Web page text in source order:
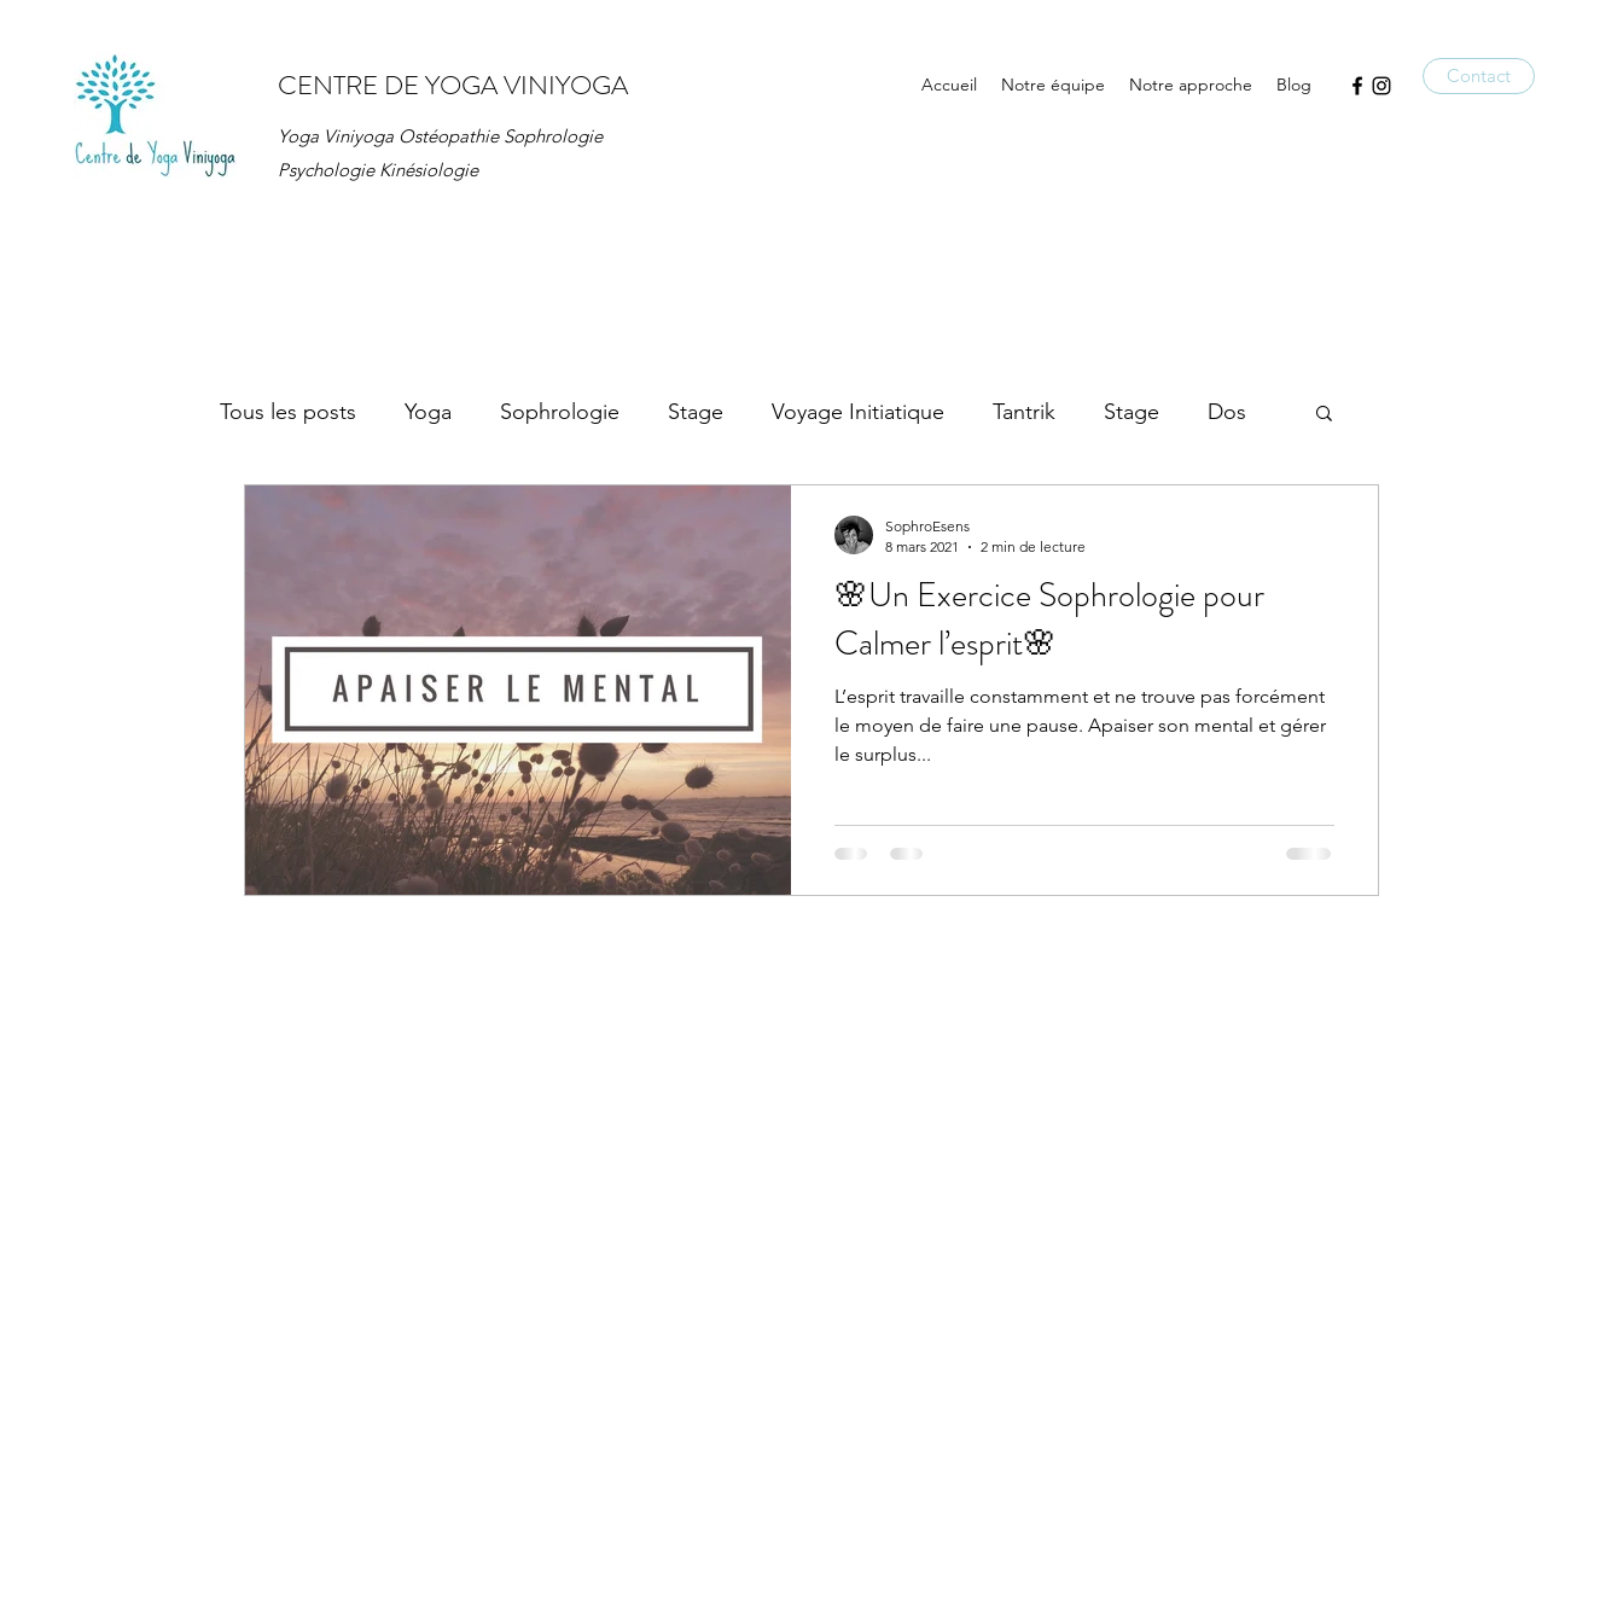
CENTRE DE YOGA VINIYOGA
Yoga Viniyoga Ostéopathie Sophrologie
Psychologie Kinésiologie
Accueil Notre équipe Notre approche Blog Contact
Tous les posts Yoga Sophrologie Stage Voyage Initiatique Tantrik Stage Dos
🌸Un Exercice Sophrologie pour
Calmer l’esprit🌸
L’esprit travaille constamment et ne trouve pas forcément
le moyen de faire une pause. Apaiser son mental et gérer
le surplus...
SophroEsens
8 mars 2021
2 min de lecture